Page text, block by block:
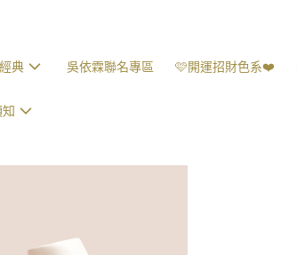
典 吳依霖聯名專區 🩷開運招財色系❤️